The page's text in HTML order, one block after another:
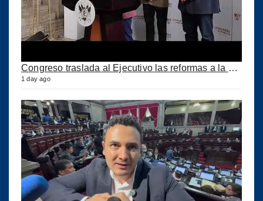
Congreso traslada al Ejecutivo las reformas a la Ley del IUSI tras firma del Decreto 18-2026
1 day ago